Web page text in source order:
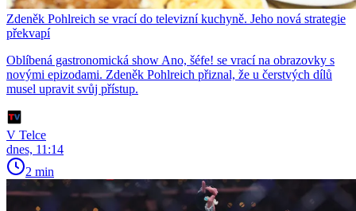
Zdeněk Pohlreich se vrací do televizní kuchyně. Jeho nová strategie
překvapí
Oblíbená gastronomická show Ano, šéfe! se vrací na obrazovky s
novými epizodami. Zdeněk Pohlreich přiznal, že u čerstvých dílů
musel upravit svůj přístup.
V Telce
dnes, 11:14
2 min